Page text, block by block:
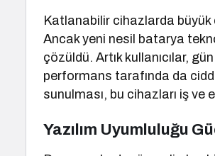
Katlanabilir cihazlarda büyük
Ancak yeni nesil batarya
çözüldü. Artık kullanıcılar,
performans tarafında da
sunulması, bu cihazları iş
Yazılım Uyumluluğu